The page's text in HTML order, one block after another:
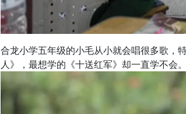
合龙小学五年级的小毛从小就会唱很多歌，
人》，最想学的《十送红军》却一直学不会。